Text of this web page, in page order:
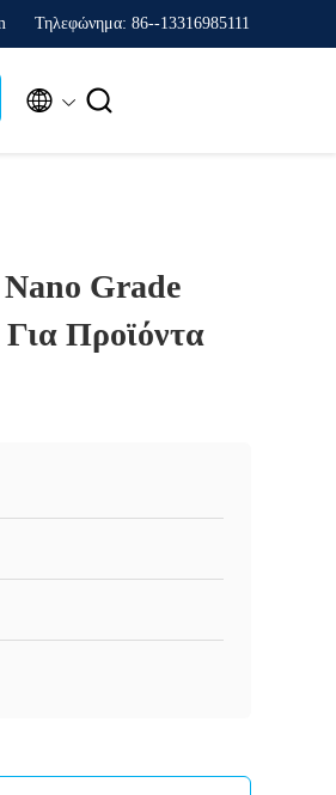
Τηλεφώνημα: 86--13316985111
 
Grade
Προϊόντα